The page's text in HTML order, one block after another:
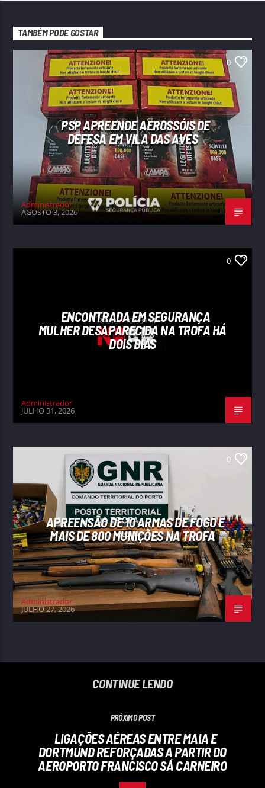
TAMBÉM PODE GOSTAR
0
PSP APREENDE AEROSSÓIS DE
DEFESA EM VILA DAS AVES
Administrador
AGOSTO 3, 2026
0
ENCONTRADA EM SEGURANÇA
MULHER DESAPARECIDA NA TROFA HÁ
DOIS DIAS
Administrador
JULHO 31, 2026
0
APREENSÃO DE 10 ARMAS DE FOGO E
MAIS DE 800 MUNIÇÕES NA TROFA
Administrador
JULHO 27, 2026
CONTINUE LENDO
PRÓXIMO POST
LIGAÇÕES AÉREAS ENTRE MAIA E
DORTMUND REFORÇADAS A PARTIR DO
AEROPORTO FRANCISCO SÁ CARNEIRO